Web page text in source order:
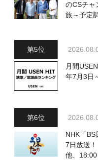
のCSチャ
旅～予定
月間
年7月3日
NHK「BS
7日放送
他、18:00